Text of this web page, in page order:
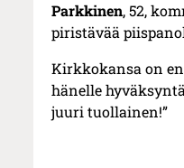
Parkkinen, 52,
piristävää
Kirkkokansa on
hänelle
juuri tuollainen!”